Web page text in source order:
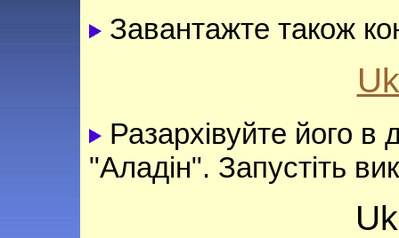
Завантажте також
Разархівуйте його
"Аладін". Запустіть